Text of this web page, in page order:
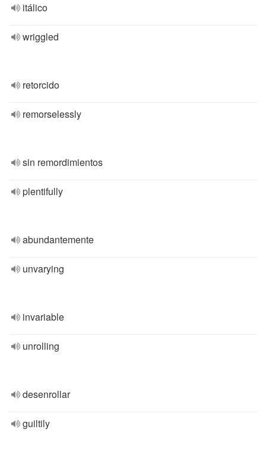
itálico
wriggled
retorcido
remorselessly
sin remordimientos
plentifully
abundantemente
unvarying
invariable
unrolling
desenrollar
guiltily